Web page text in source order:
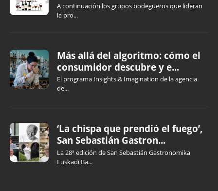
A continuación los grupos bodegueros que lideran
la pro...
Más allá del algoritmo: cómo el
consumidor descubre y e...
El programa Insights & Imagination de la agencia
de...
‘La chispa que prendió el fuego’,
San Sebastián Gastron...
La 28ª edición de San Sebastián Gastronomika
Euskadi Ba...